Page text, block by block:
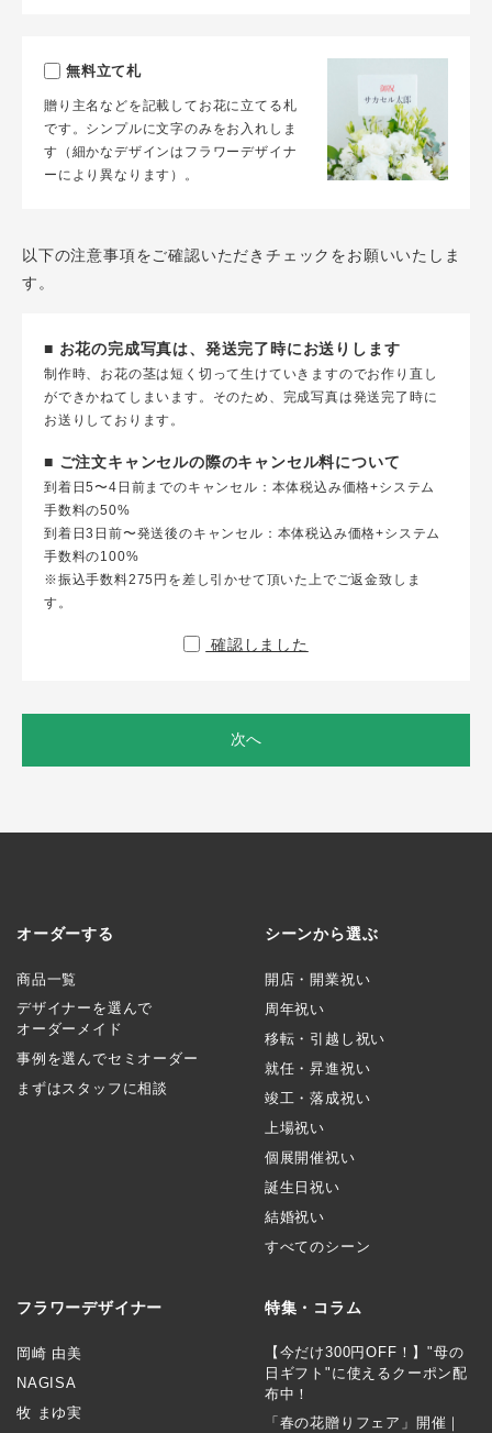
無料立て札
贈り主名などを記載してお花に立てる札
です。シンプルに文字のみをお入れしま
す（細かなデザインはフラワーデザイナ
ーにより異なります）。
以下の注意事項をご確認いただきチェックをお願いいたしま
す。
■ お花の完成写真は、発送完了時にお送りします
制作時、お花の茎は短く切って生けていきますのでお作り直し
ができかねてしまいます。そのため、完成写真は発送完了時に
お送りしております。
■ ご注文キャンセルの際のキャンセル料について
到着日5〜4日前までのキャンセル：本体税込み価格+システム
手数料の50%
到着日3日前〜発送後のキャンセル：本体税込み価格+システム
手数料の100%
※振込手数料275円を差し引かせて頂いた上でご返金致しま
す。
確認しました
次へ
オーダーする
商品一覧
デザイナーを選んで
オーダーメイド
事例を選んでセミオーダー
まずはスタッフに相談
シーンから選ぶ
開店・開業祝い
周年祝い
移転・引越し祝い
就任・昇進祝い
竣工・落成祝い
上場祝い
個展開催祝い
誕生日祝い
結婚祝い
すべてのシーン
フラワーデザイナー
岡崎 由美
NAGISA
牧 まゆ実
特集・コラム
【今だけ300円OFF！】"母の
日ギフト"に使えるクーポン配
布中！
「春の花贈りフェア」開催｜